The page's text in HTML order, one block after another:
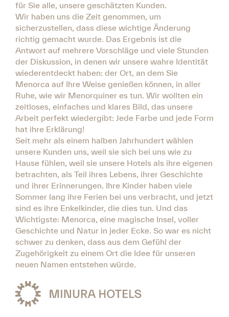
für Sie alle, unsere geschätzten Kunden.
Wir haben uns die Zeit genommen, um
sicherzustellen, dass diese wichtige Änderung
richtig gemacht wurde. Das Ergebnis ist die
Antwort auf mehrere Vorschläge und viele Stunden
der Diskussion, in denen wir unsere wahre Identität
wiederentdeckt haben: der Ort, an dem Sie
Menorca auf Ihre Weise genießen können, in aller
Ruhe, wie wir Menorquiner es tun. Wir wollten ein
zeitloses, einfaches und klares Bild, das unsere
Arbeit perfekt wiedergibt: Jede Farbe und jede Form
hat ihre Erklärung!
Seit mehr als einem halben Jahrhundert wählen
unsere Kunden uns, weil sie sich bei uns wie zu
Hause fühlen, weil sie unsere Hotels als ihre eigenen
betrachten, als Teil ihres Lebens, ihrer Geschichte
und ihrer Erinnerungen. Ihre Kinder haben viele
Sommer lang ihre Ferien bei uns verbracht, und jetzt
sind es ihre Enkelkinder, die dies tun. Und das
Wichtigste: Menorca, eine magische Insel, voller
Geschichte und Natur in jeder Ecke. So war es nicht
schwer zu denken, dass aus dem Gefühl der
Zugehörigkeit zu einem Ort die Idee für unseren
neuen Namen entstehen würde.